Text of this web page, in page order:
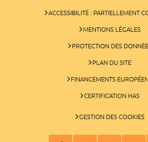
ACCESSIBILITÉ : PARTIELLEMENT
MENTIONS LÉGALES
PROTECTION DES
PLAN DU SITE
FINANCEMENTS
CERTIFICATION HAS
GESTION DES COOKIES